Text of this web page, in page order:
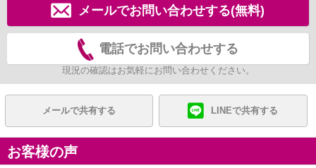
メールでお問い合わせする(無料)
電話でお問い合わせする
現況の確認はお気軽にお問い合わせください。
メールで共有する LINEで共有する
お客様の声